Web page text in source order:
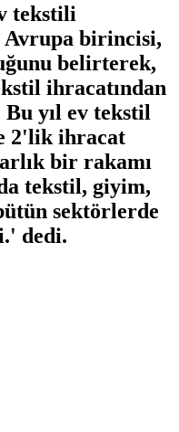
tekstili
birincisi,
belirterek,
ihracatından
Bu yıl ev tekstil
2'lik ihracat
bir rakamı
tekstil, giyim,
sektörlerde
dedi.